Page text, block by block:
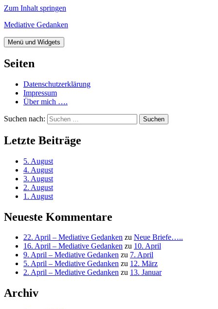
Zum Inhalt springen
Mediative Gedanken
Menü und Widgets
Seiten
Datenschutzerklärung
Impressum
Über mich ….
Suchen nach:
Letzte Beiträge
5. August
4. August
3. August
2. August
1. August
Neueste Kommentare
22. April – Mediative Gedanken zu Neue Briefe…..
16. April – Mediative Gedanken zu 10. April
9. April – Mediative Gedanken zu 7. April
5. April – Mediative Gedanken zu 12. März
2. April – Mediative Gedanken zu 13. Januar
Archiv